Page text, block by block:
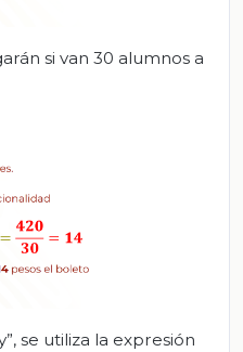
si van 30 alumnos a
se utiliza la expresión